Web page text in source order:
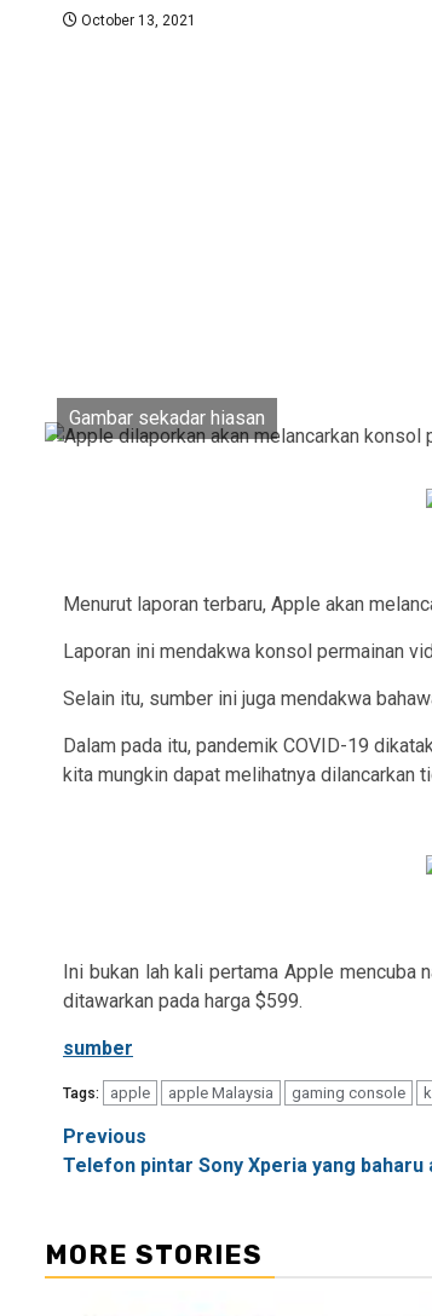
October 13, 2021
Gambar sekadar hiasan
Menurut laporan terbaru, Apple akan
Laporan ini mendakwa konsol permainan
Selain itu, sumber ini juga mendakwa
Dalam pada itu, pandemik COVID-19
kita mungkin dapat melihatnya dilancarkan
Ini bukan lah kali pertama Apple
ditawarkan pada harga $599.
sumber
Tags: apple apple Malaysia gaming console
Post
navigation
Previous
Telefon pintar Sony Xperia yang
MORE STORIES